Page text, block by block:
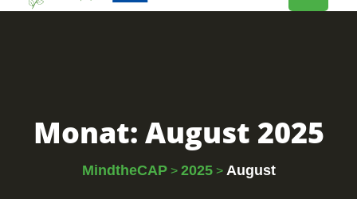
Monat: August 2025
MindtheCAP> 2025> August